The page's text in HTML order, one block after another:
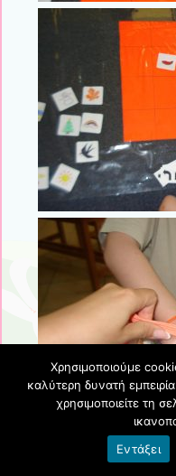
Χρησιμοποιούμε
καλύτερη δυνατή
χρησιμοποιείτε τη
Εντάξει